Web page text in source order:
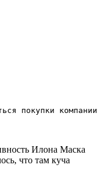
Илона Маска
что там куча